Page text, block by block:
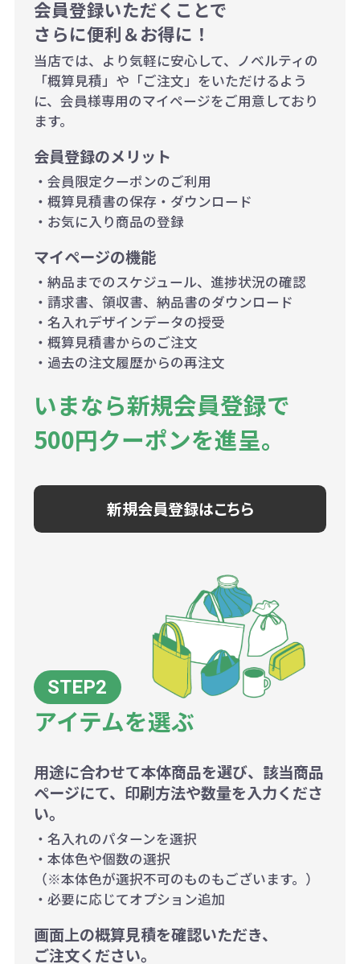
1,000個以上：28円（1個当た
り）
会員登録いただくことで
さらに便利＆お得に！
当店では、より気軽に安心して、ノベルティの
「概算見積」や「ご注文」をいただけるよう
に、会員様専用のマイページをご用意しており
ます。
会員登録のメリット
・会員限定クーポンのご利用
・概算見積書の保存・ダウンロード
・お気に入り商品の登録
マイページの機能
・納品までのスケジュール、進捗状況の確認
・請求書、領収書、納品書のダウンロード
・名入れデザインデータの授受
・概算見積書からのご注文
・過去の注文履歴からの再注文
いまなら新規会員登録で
500円クーポンを進呈。
新規会員登録はこちら
アイテムを選ぶ
用途に合わせて本体商品を選び、該当商品
ページにて、印刷方法や数量を入力くださ
い。
・名入れのパターンを選択
・本体色や個数の選択
（※本体色が選択不可のものもございます。）
・必要に応じてオプション追加
画面上の概算見積を確認いただき、
ご注文ください。